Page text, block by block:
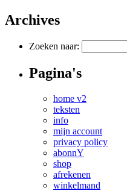
Archives
Zoeken naar:
Pagina's
home v2
teksten
info
mijn account
privacy policy
abonnY
shop
afrekenen
winkelmand